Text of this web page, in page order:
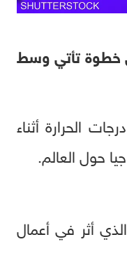
خطوة تأتي وسط
الحرارة أثناء
حول العالم.
أثر في أعمال